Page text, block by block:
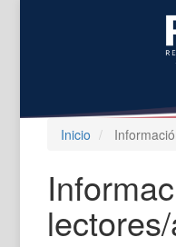
página
Navegación
principal
lateral
Inicio